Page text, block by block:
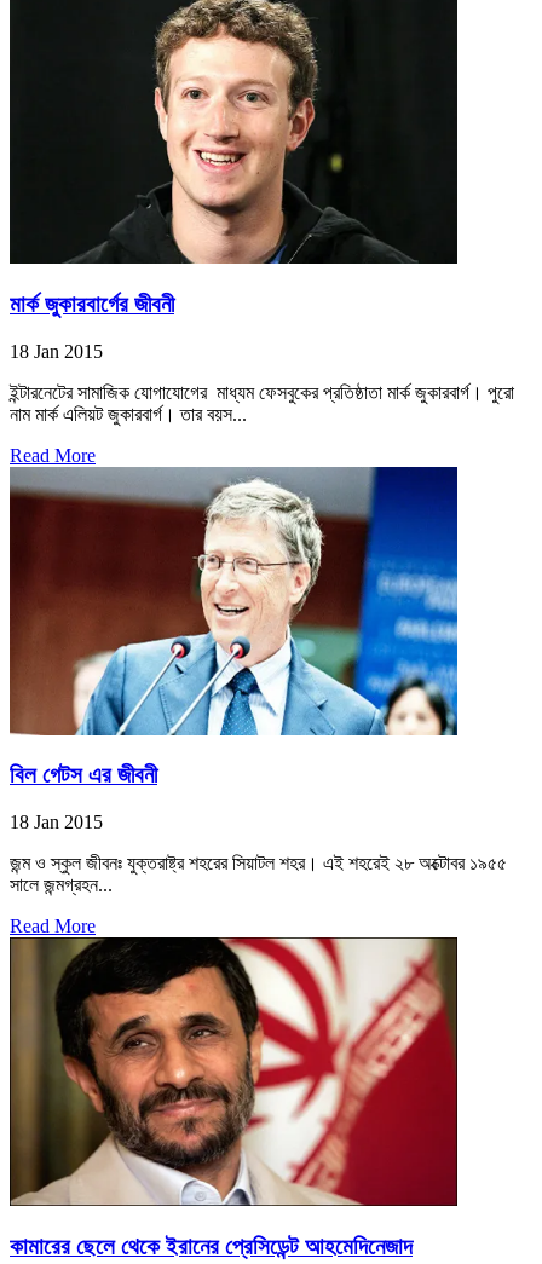
মার্ক জুকারবার্গের জীবনী
18 Jan 2015
ইন্টারনেটের সামাজিক যোগাযোগের মাধ্যম ফেসবুকের প্রতিষ্ঠাতা মার্ক জুকারবার্গ। পুরো
নাম মার্ক এলিয়ট জুকারবার্গ। তার বয়স...
Read More
বিল গেটস এর জীবনী
18 Jan 2015
জন্ম ও স্কুল জীবনঃ যুক্তরাষ্ট্র শহরের সিয়াটল শহর। এই শহরেই ২৮ অক্টোবর ১৯৫৫
সালে জন্মগ্রহন...
Read More
কামারের ছেলে থেকে ইরানের প্রেসিডেন্ট আহমেদিনেজাদ